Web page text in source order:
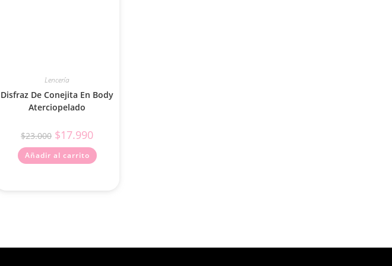
Lencería
Disfraz De Conejita En Body
Aterciopelado
$23.000 $17.990
Añadir al carrito